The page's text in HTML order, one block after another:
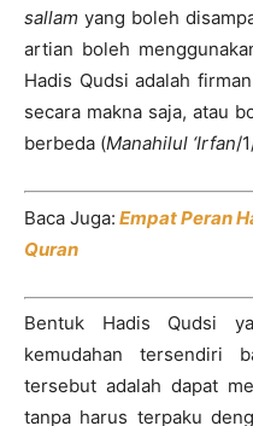
sallam yang boleh
artian boleh
Hadis Qudsi adalah
secara makna saja, atau
berbeda (Manahilul ‘Irfan/
Baca Juga: Empat Peran
Quran
Bentuk Hadis Qudsi
kemudahan tersendiri
tersebut adalah dapat
tanpa harus terpaku